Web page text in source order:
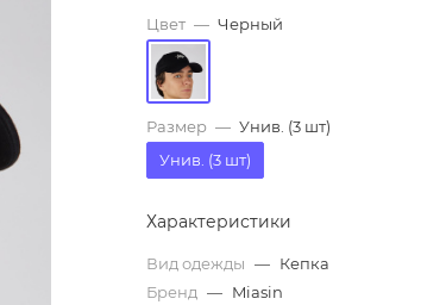
Цвет — Черный
Размер — Унив. (3 шт)
Унив. (3 шт)
Характеристики
Вид одежды — Кепка
Бренд — Miasin